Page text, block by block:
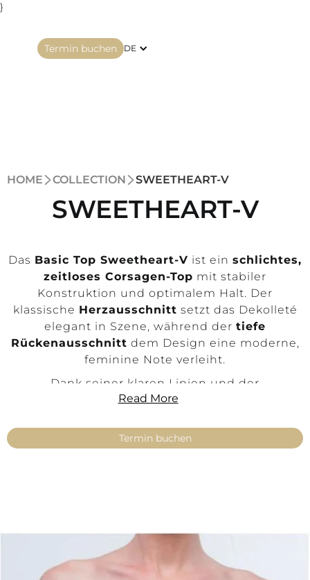
}
Termin buchen DE
HOME COLLECTION SWEETHEART-V
SWEETHEART-V
Das Basic Top Sweetheart-V ist ein schlichtes,
zeitloses Corsagen-Top mit stabiler
Konstruktion und optimalem Halt. Der
klassische Herzausschnitt setzt das Dekolleté
elegant in Szene, während der tiefe
Rückenausschnitt dem Design eine moderne,
feminine Note verleiht.
Dank seiner klaren Linien und der
hochwertigen Verarbeitung eignet sich
Mix-&-Match Brautlooks. Das Top lässt sich
mühelos mit voluminösen Röcken, schlichten
Erhältlich in verschiedenen hochwertigen
Stoffqualitäten, bietet Sweetheart-V eine ideale
Balance aus Komfort, Stabilität und stilvoller
Read More
Termin buchen